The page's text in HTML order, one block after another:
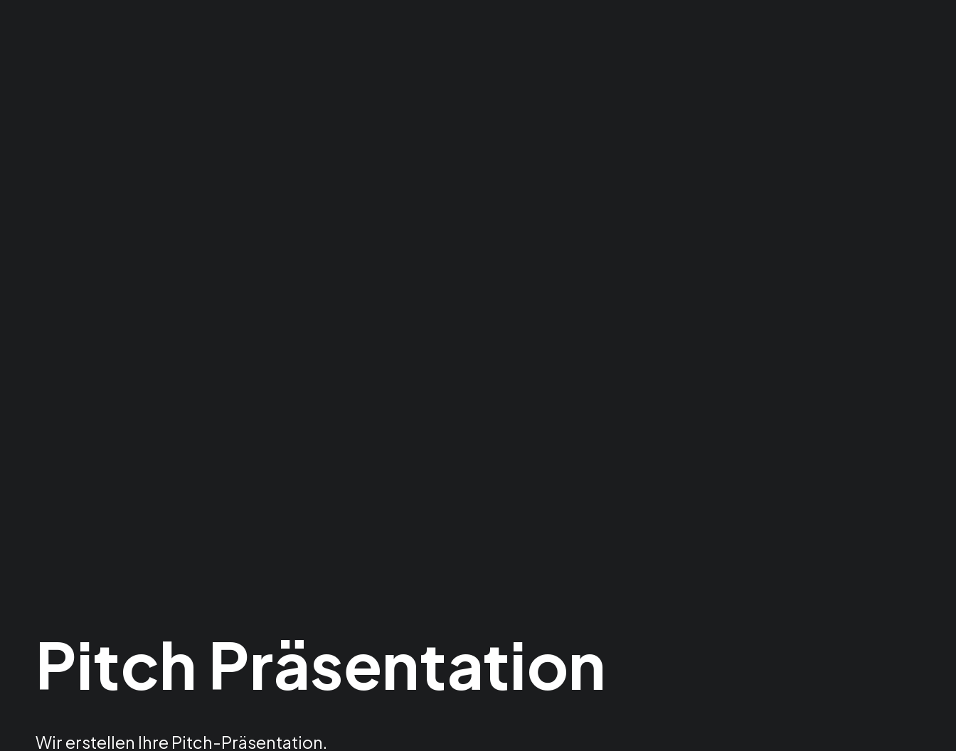
Pitch Präsentation
Wir erstellen Ihre Pitch-Präsentation.